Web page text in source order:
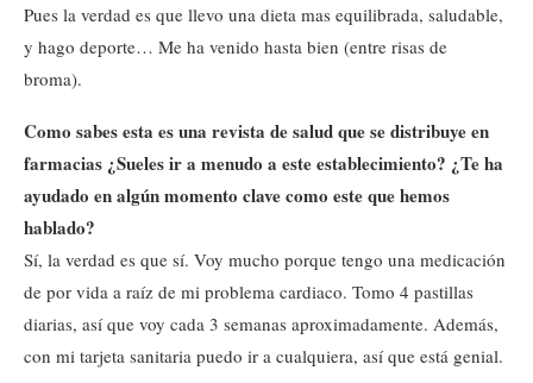
Pues la verdad es que llevo una dieta mas equilibrada, saludable,
y hago deporte… Me ha venido hasta bien (entre risas de
broma).
Como sabes esta es una revista de salud que se distribuye en
farmacias ¿Sueles ir a menudo a este establecimiento? ¿Te ha
ayudado en algún momento clave como este que hemos
hablado?
Sí, la verdad es que sí. Voy mucho porque tengo una medicación
de por vida a raíz de mi problema cardiaco. Tomo 4 pastillas
diarias, así que voy cada 3 semanas aproximadamente. Además,
con mi tarjeta sanitaria puedo ir a cualquiera, así que está genial.